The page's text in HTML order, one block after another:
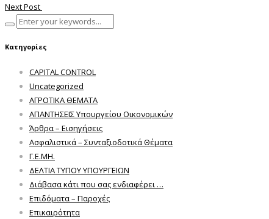
Next Post
Κατηγορίες
CAPITAL CONTROL
Uncategorized
ΑΓΡΟΤΙΚΑ ΘΕΜΑΤΑ
ΑΠΑΝΤΗΣΕΙΣ Υπουργείου Οικονομικών
Άρθρα – Εισηγήσεις
Ασφαλιστικά – Συνταξιοδοτικά Θέματα
Γ.Ε.ΜΗ.
ΔΕΛΤΙΑ ΤΥΠΟΥ ΥΠΟΥΡΓΕΙΩΝ
Διάβασα κάτι που σας ενδιαφέρει …
Επιδόματα – Παροχές
Επικαιρότητα